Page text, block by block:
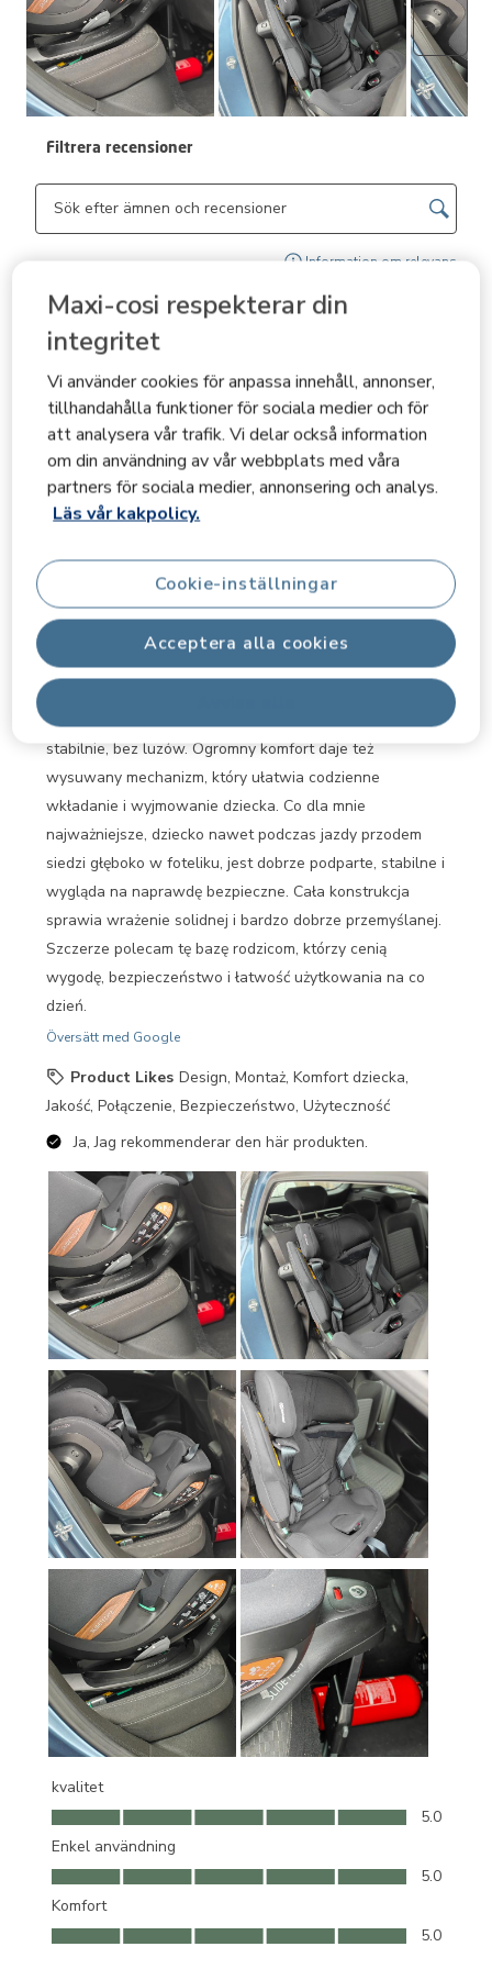
Maxi-cosi respekterar din
integritet
Vi använder cookies för anpassa innehåll, annonser,
tillhandahålla funktioner för sociala medier och för
att analysera vår trafik. Vi delar också information
om din användning av vår webbplats med våra
partners för sociala medier, annonsering och analys.
Läs vår kakpolicy.
Acceptera alla cookies
Cookie-inställningar
Nästa
Filtrera recensioner
Sökområde för sökning i ämnen och omdömen
Information om relevans
Filter
Sortera enligt
Recensioner.
1 – 3 av 70 Recensioner
5 av 5 stjärnor.
Bezpieczna baza do fotelika - FamilyFix Slide
Pro
Brałam udział w teście bazy i jestem z niej bardzo
zadowolona. Baza idealnie pasuje do mojego auta, a jej
montaż jest szybki i intuicyjny — poradziłam sobie bez
szybko wpina się fotelik – wszystko działa płynnie i
stabilnie, bez luzów. Ogromny komfort daje też
wysuwany mechanizm, który ułatwia codzienne
wkładanie i wyjmowanie dziecka. Co dla mnie
najważniejsze, dziecko nawet podczas jazdy przodem
siedzi głęboko w foteliku, jest dobrze podparte, stabilne i
wygląda na naprawdę bezpieczne. Cała konstrukcja
sprawia wrażenie solidnej i bardzo dobrze przemyślanej.
Szczerze polecam tę bazę rodzicom, którzy cenią
wygodę, bezpieczeństwo i łatwość użytkowania na co
dzień.
Översätt med Google
Product Likes Design, Montaż, Komfort dziecka,
Jakość, Połączenie, Bezpieczeństwo, Użyteczność
Ja, Jag rekommenderar den här produkten.
kvalitet
kvalitet, 5.0 av 5
5.0
Enkel användning
Enkel användning, 5.0 av 5
5.0
Komfort
Komfort, 5.0 av 5
5.0